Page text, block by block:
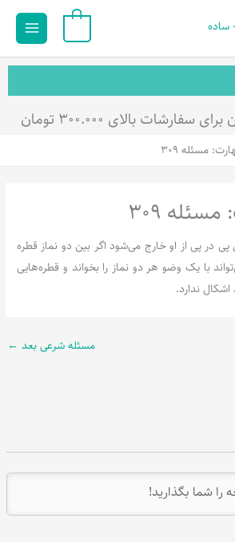
Main
بالای ۳۰۰.۰۰۰ تومان
مسئله 309
309
بول پى در پى از او خارج مى‌شود اگر بین دو نماز قطره
با یک وضو هر دو نماز را بخواند و قطره‌هایى
ندارد.
مسئله شرعی بعد ←